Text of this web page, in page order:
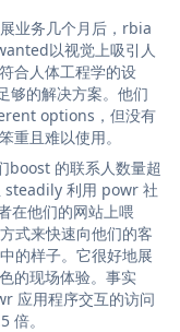
业务几个月后，rbia
以视觉上吸引人
合人体工程学的设
够的解决方案。他们
options，但没有
重且难以使用。
的联系人数量超
steadily 利用 powr 社
在他们的网站上喂
式来快速向他们的客
的样子。它很好地展
的现场体验。事实
应用程序交互的访问
倍。